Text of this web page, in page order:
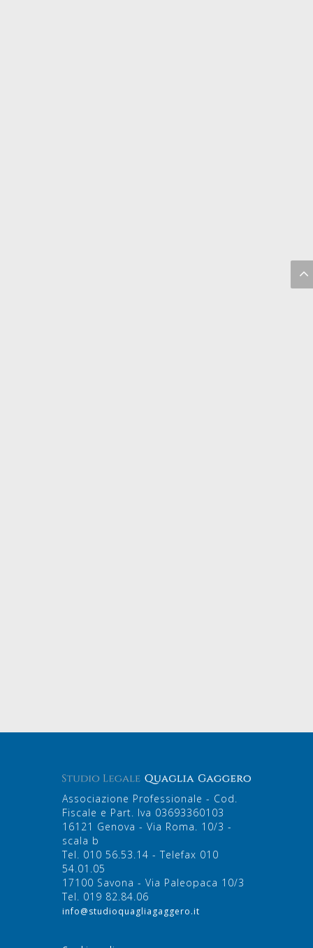
Associazione Professionale - Cod.
Fiscale e Part. Iva 03693360103
16121 Genova - Via Roma. 10/3 -
scala b
Tel. 010 56.53.14 - Telefax 010
54.01.05
17100 Savona - Via Paleopaca 10/3
Tel. 019 82.84.06
info@studioquagliagaggero.it